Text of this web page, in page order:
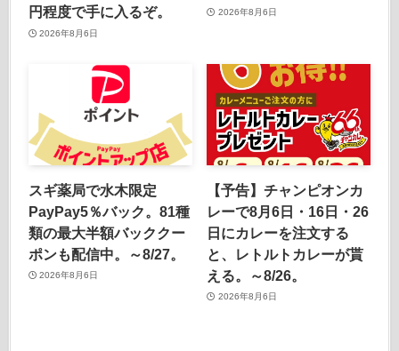
円程度で手に入るぞ。
2026年8月6日
2026年8月6日
スギ薬局で水木限定
PayPay5％バック。81種
類の最大半額バッククー
ポンも配信中。～8/27。
2026年8月6日
【予告】チャンピオンカ
レーで8月6日・16日・26
日にカレーを注文する
と、レトルトカレーが貰
える。～8/26。
2026年8月6日